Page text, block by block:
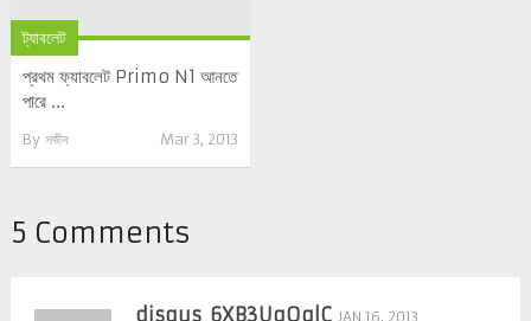
ট্যাবলেট
প্রথম ফ্যাবলেট Primo N1 আনতে
পারে ...
By সজীব Mar 3, 2013
5 Comments
disqus_6XB3UqOglC JAN 16, 2013